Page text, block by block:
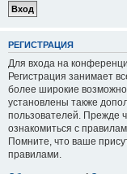
РЕГИСТРАЦИЯ
Для входа на
Регистрация занимает
более широкие
установлены также
пользователей. Прежде
ознакомиться с
Помните, что ваше
правилами.